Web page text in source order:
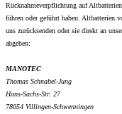
Rücknahmeverpflichtung auf
führen oder geführt haben. Altbatterien
uns zurücksenden oder sie direkt an
abgeben:
MANOTEC
Thomas Schnabel-Jung
Hans-Sachs-Str. 27
78054 Villingen-Schwenningen